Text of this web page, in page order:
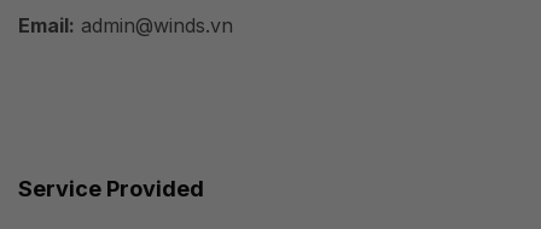
Email: admin@winds.vn
Service Provided